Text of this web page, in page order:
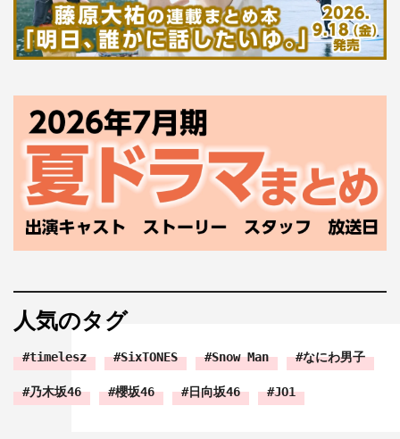
り、会場を盛り上げた。
映画『貞子』
＜あらすじ＞
病院で心理カウンセラーとして働く茉優（池田エライザ）
は、警察によって保護されたひとりの少女を担当する。一
切の記憶をなくし、自分の名前すら言えない少女と向き合
う茉優だったが、次第に彼女のまわりで奇妙な出来事が起
の弟・和真（清水尋也）は再生回数の獲得に焦るあまり、
心霊動画を撮ろうと、死者5人を出したある団地の火事跡
＜出演＞
池田エライザ
人気のタグ
timelesz SixTONES Snow Man なにわ男子
乃木坂46 櫻坂46 日向坂46 JO1